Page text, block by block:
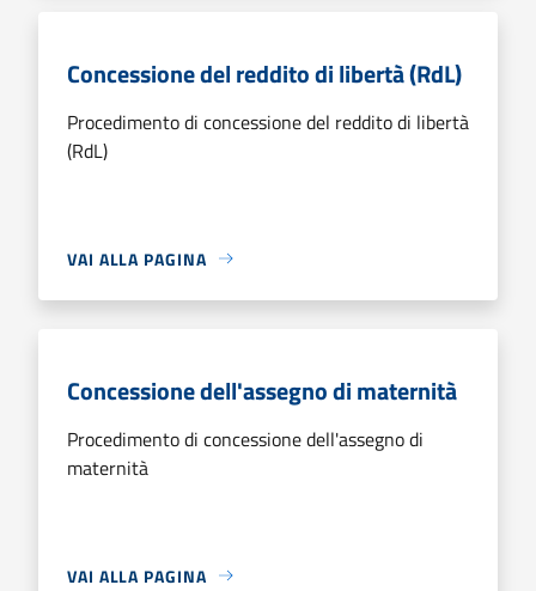
Concessione del reddito di libertà (RdL)
Procedimento di concessione del reddito di libertà
(RdL)
VAI ALLA PAGINA
Concessione dell'assegno di maternità
Procedimento di concessione dell'assegno di
maternità
VAI ALLA PAGINA